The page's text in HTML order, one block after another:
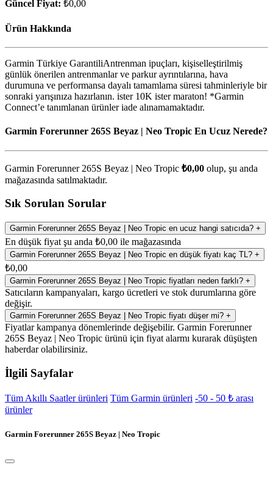
Güncel Fiyat: ₺0,00
Ürün Hakkında
Garmin Türkiye GarantiliAntrenman ipuçları, kişiselleştirilmiş
günlük önerilen antrenmanlar ve parkur ayrıntılarına, hava
durumuna ve performansa dayalı tamamlama süresi tahminleriyle bir
sonraki yarışınıza hazırlanın. ister 10K ister maraton! *Garmin
Connect’e tanımlanan ürünler iade alınamamaktadır.
Garmin Forerunner 265S Beyaz | Neo Tropic En Ucuz Nerede?
Garmin Forerunner 265S Beyaz | Neo Tropic ₺0,00 olup, şu anda
mağazasında satılmaktadır.
Sık Sorulan Sorular
Garmin Forerunner 265S Beyaz | Neo Tropic en ucuz hangi satıcıda? +
En düşük fiyat şu anda ₺0,00 ile mağazasında
Garmin Forerunner 265S Beyaz | Neo Tropic en düşük fiyatı kaç TL? +
₺0,00
Garmin Forerunner 265S Beyaz | Neo Tropic fiyatları neden farklı? +
Satıcıların kampanyaları, kargo ücretleri ve stok durumlarına göre
değişir.
Garmin Forerunner 265S Beyaz | Neo Tropic fiyatı düşer mi? +
Fiyatlar kampanya dönemlerinde değişebilir. Garmin Forerunner
265S Beyaz | Neo Tropic ürünü için fiyat alarmı kurarak düşüşten
haberdar olabilirsiniz.
İlgili Sayfalar
Tüm Akıllı Saatler ürünleri Tüm Garmin ürünleri -50 - 50 ₺ arası
ürünler
Garmin Forerunner 265S Beyaz | Neo Tropic